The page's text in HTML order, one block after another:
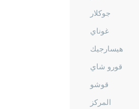
جوكلار
غوناي
هيسارجيك
قورو شاي
قوشو
المركز